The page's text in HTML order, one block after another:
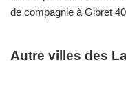
de compagnie à Gibret
Autre villes des